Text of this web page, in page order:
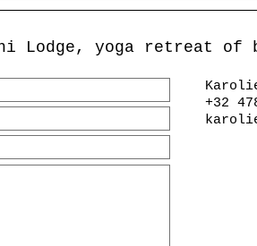
Lodge, yoga retreat
+32